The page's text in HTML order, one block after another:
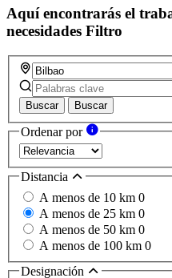
Aquí encontrarás el
necesidades Filtro
Buscar Buscar
Ordenar por
Distancia
A menos de 10 km 0
A menos de 25 km 0
A menos de 50 km 0
A menos de 100 km 0
Designación